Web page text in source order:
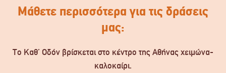
Μάθετε περισσότερα για τις δράσεις
μας:
Το Καθ’ Οδόν βρίσκεται στο κέντρο της Αθήνας χειμώνα-
καλοκαίρι.